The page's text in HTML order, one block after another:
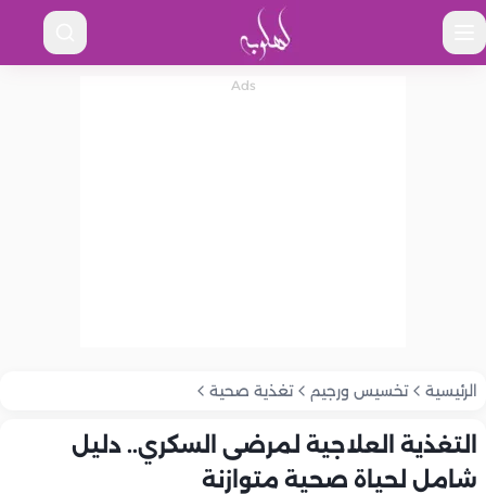
الرئيسية تخسيس ورجيم تغذية صحية
التغذية العلاجية لمرضى السكري.. دليل
شامل لحياة صحية متوازنة